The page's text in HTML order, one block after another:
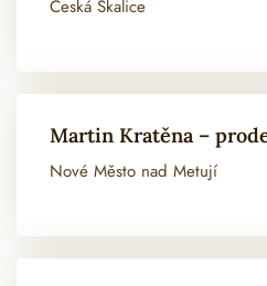
Česká Skalice
Martin Kratěna –
Nové Město nad Metují